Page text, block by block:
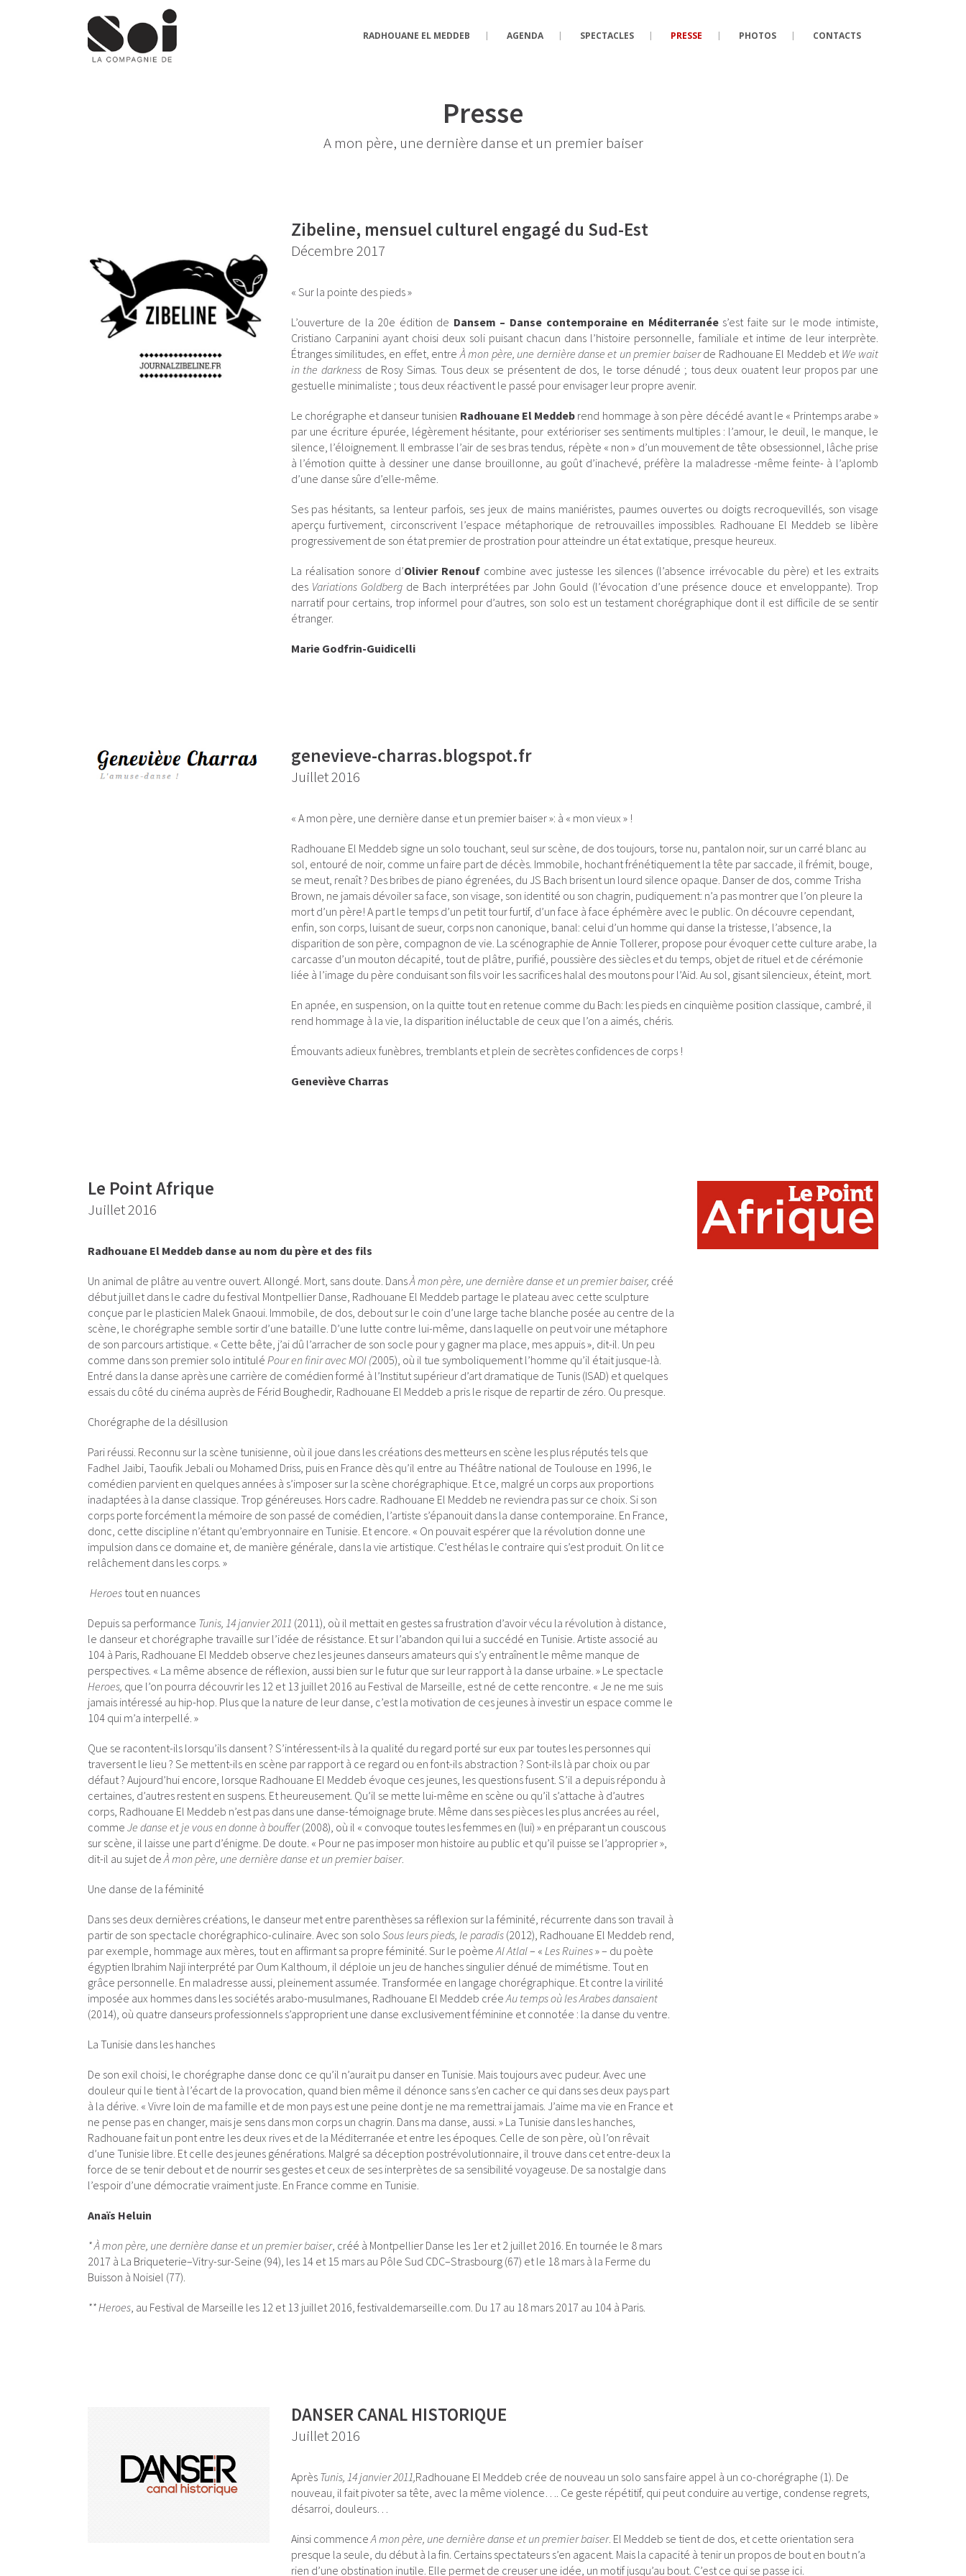
RADHOUANE EL MEDDEB AGENDA SPECTACLES PRESSE PHOTOS CONTACTS
Presse
A mon père, une dernière danse et un premier baiser
Zibeline, mensuel culturel engagé du Sud-Est
Décembre 2017
« Sur la pointe des pieds »
L’ouverture de la 20e édition de Dansem – Danse contemporaine en Méditerranées’est faite sur le mode intimiste,
Cristiano Carpanini ayant choisi deux soli puisant chacun dans l’histoire personnelle, familiale et intime de leur interprète.
Étranges similitudes, en effet, entreÀ mon père, une dernière danse et un premier baiserde Radhouane El Meddeb et We wait
in the darknessde Rosy Simas. Tous deux se présentent de dos, le torse dénudé ; tous deux ouatent leur propos par une
gestuelle minimaliste ; tous deux réactivent le passé pour envisager leur propre avenir.
Le chorégraphe et danseur tunisien Radhouane El Meddeb rend hommage à son père décédé avant le « Printemps arabe »
par une écriture épurée, légèrement hésitante, pour extérioriser ses sentiments multiples : l’amour, le deuil, le manque, le
silence, l’éloignement. Il embrasse l’air de ses bras tendus, répète « non » d’un mouvement de tête obsessionnel, lâche prise
à l’émotion quitte à dessiner une danse brouillonne, au goût d’inachevé, préfère la maladresse -même feinte- à l’aplomb
d’une danse sûre d’elle-même.
Ses pas hésitants, sa lenteur parfois, ses jeux de mains maniéristes, paumes ouvertes ou doigts recroquevillés, son visage
aperçu furtivement, circonscrivent l’espace métaphorique de retrouvailles impossibles. Radhouane El Meddeb se libère
progressivement de son état premier de prostration pour atteindre un état extatique, presque heureux.
La réalisation sonore d’Olivier Renouf combine avec justesse les silences (l’absence irrévocable du père) et les extraits
des Variations Goldbergde Bach interprétées par John Gould (l’évocation d’une présence douce et enveloppante). Trop
narratif pour certains, trop informel pour d’autres, son solo est un testament chorégraphique dont il est difficile de se sentir
étranger.
Marie Godfrin-Guidicelli
genevieve-charras.blogspot.fr
Juillet 2016
« A mon père, une dernière danse et un premier baiser »: à « mon vieux » !
Radhouane El Meddeb signe un solo touchant, seul sur scène, de dos toujours, torse nu, pantalon noir, sur un carré blanc au
sol, entouré de noir, comme un faire part de décès. Immobile, hochant frénétiquement la tête par saccade, il frémit, bouge,
se meut, renaît ? Des bribes de piano égrenées, du JS Bach brisent un lourd silence opaque. Danser de dos, comme Trisha
Brown, ne jamais dévoiler sa face, son visage, son identité ou son chagrin, pudiquement: n’a pas montrer que l’on pleure la
mort d’un père! A part le temps d’un petit tour furtif, d’un face à face éphémère avec le public. On découvre cependant,
enfin, son corps, luisant de sueur, corps non canonique, banal: celui d’un homme qui danse la tristesse, l’absence, la
disparition de son père, compagnon de vie. La scénographie de Annie Tollerer, propose pour évoquer cette culture arabe, la
carcasse d’un mouton décapité, tout de plâtre, purifié, poussière des siècles et du temps, objet de rituel et de cérémonie
liée à l’image du père conduisant son fils voir les sacrifices halal des moutons pour l’Aid. Au sol, gisant silencieux, éteint, mort.
En apnée, en suspension, on la quitte tout en retenue comme du Bach: les pieds en cinquième position classique, cambré, il
rend hommage à la vie, la disparition inéluctable de ceux que l’on a aimés, chéris.
Émouvants adieux funèbres, tremblants et plein de secrètes confidences de corps !
Geneviève Charras
Le Point Afrique
Juillet 2016
Radhouane El Meddeb danse au nom du père et des fils
Un animal de plâtre au ventre ouvert. Allongé. Mort, sans doute. DansÀ mon père, une dernière danse et un premier baiser, créé
début juillet dans le cadre du festival Montpellier Danse, Radhouane El Meddeb partage le plateau avec cette sculpture
conçue par le plasticien Malek Gnaoui. Immobile, de dos, debout sur le coin d’une large tache blanche posée au centre de la
scène, le chorégraphe semble sortir d’une bataille. D’une lutte contre lui-même, dans laquelle on peut voir une métaphore
de son parcours artistique. « Cette bête, j’ai dû l’arracher de son socle pour y gagner ma place, mes appuis », dit-il. Un peu
comme dans son premier solo intitulé Pour en finir avec MOI (2005), où il tue symboliquement l’homme qu’il était jusque-là.
Entré dans la danse après une carrière de comédien formé à l’Institut supérieur d’art dramatique de Tunis (ISAD) et quelques
essais du côté du cinéma auprès de Férid Boughedir, Radhouane El Meddeb a pris le risque de repartir de zéro. Ou presque.
Chorégraphe de la désillusion
Pari réussi. Reconnu sur la scène tunisienne, où il joue dans les créations des metteurs en scène les plus réputés tels que
Fadhel Jaïbi, Taoufik Jebali ou Mohamed Driss, puis en France dès qu’il entre au Théâtre national de Toulouse en 1996, le
comédien parvient en quelques années à s’imposer sur la scène chorégraphique. Et ce, malgré un corps aux proportions
inadaptées à la danse classique. Trop généreuses. Hors cadre. Radhouane El Meddeb ne reviendra pas sur ce choix. Si son
corps porte forcément la mémoire de son passé de comédien, l’artiste s’épanouit dans la danse contemporaine. En France,
donc, cette discipline n’étant qu’embryonnaire en Tunisie. Et encore. « On pouvait espérer que la révolution donne une
impulsion dans ce domaine et, de manière générale, dans la vie artistique. C’est hélas le contraire qui s’est produit. On lit ce
relâchement dans les corps. »
Heroes tout en nuances
Depuis sa performance Tunis, 14 janvier 2011 (2011), où il mettait en gestes sa frustration d’avoir vécu la révolution à distance,
le danseur et chorégraphe travaille sur l’idée de résistance. Et sur l’abandon qui lui a succédé en Tunisie. Artiste associé au
104 à Paris, Radhouane El Meddeb observe chez les jeunes danseurs amateurs qui s’y entraînent le même manque de
perspectives. « La même absence de réflexion, aussi bien sur le futur que sur leur rapport à la danse urbaine. » Le spectacle
Heroes, que l’on pourra découvrir les 12 et 13 juillet 2016 au Festival de Marseille, est né de cette rencontre. « Je ne me suis
jamais intéressé au hip-hop. Plus que la nature de leur danse, c’est la motivation de ces jeunes à investir un espace comme le
104 qui m’a interpellé. »
Que se racontent-ils lorsqu’ils dansent ? S’intéressent-ils à la qualité du regard porté sur eux par toutes les personnes qui
traversent le lieu ? Se mettent-ils en scène par rapport à ce regard ou en font-ils abstraction ? Sont-ils là par choix ou par
défaut ? Aujourd’hui encore, lorsque Radhouane El Meddeb évoque ces jeunes, les questions fusent. S’il a depuis répondu à
certaines, d’autres restent en suspens. Et heureusement. Qu’il se mette lui-même en scène ou qu’il s’attache à d’autres
corps, Radhouane El Meddeb n’est pas dans une danse-témoignage brute. Même dans ses pièces les plus ancrées au réel,
comme Je danse et je vous en donne à bouffer(2008), où il « convoque toutes les femmes en (lui) » en préparant un couscous
sur scène, il laisse une part d’énigme. De doute. « Pour ne pas imposer mon histoire au public et qu’il puisse se l’approprier »,
dit-il au sujet deÀ mon père, une dernière danse et un premier baiser.
Une danse de la féminité
Dans ses deux dernières créations, le danseur met entre parenthèses sa réflexion sur la féminité, récurrente dans son travail à
partir de son spectacle chorégraphico-culinaire. Avec son solo Sous leurs pieds, le paradis (2012), Radhouane El Meddeb rend,
par exemple, hommage aux mères, tout en affirmant sa propre féminité. Sur le poèmeAl Atlal– « Les Ruines» – du poète
égyptien Ibrahim Naji interprété par Oum Kalthoum, il déploie un jeu de hanches singulier dénué de mimétisme. Tout en
grâce personnelle. En maladresse aussi, pleinement assumée. Transformée en langage chorégraphique. Et contre la virilité
imposée aux hommes dans les sociétés arabo-musulmanes, Radhouane El Meddeb créeAu temps où les Arabes dansaient
(2014), où quatre danseurs professionnels s’approprient une danse exclusivement féminine et connotée : la danse du ventre.
La Tunisie dans les hanches
De son exil choisi, le chorégraphe danse donc ce qu’il n’aurait pu danser en Tunisie. Mais toujours avec pudeur. Avec une
douleur qui le tient à l’écart de la provocation, quand bien même il dénonce sans s’en cacher ce qui dans ses deux pays part
à la dérive. « Vivre loin de ma famille et de mon pays est une peine dont je ne ma remettrai jamais. J’aime ma vie en France et
ne pense pas en changer, mais je sens dans mon corps un chagrin. Dans ma danse, aussi. » La Tunisie dans les hanches,
Radhouane fait un pont entre les deux rives et de la Méditerranée et entre les époques. Celle de son père, où l’on rêvait
d’une Tunisie libre. Et celle des jeunes générations. Malgré sa déception postrévolutionnaire, il trouve dans cet entre-deux la
force de se tenir debout et de nourrir ses gestes et ceux de ses interprètes de sa sensibilité voyageuse. De sa nostalgie dans
l’espoir d’une démocratie vraiment juste. En France comme en Tunisie.
Anaïs Heluin
* À mon père, une dernière danse et un premier baiser, créé à Montpellier Danse les 1er et 2 juillet 2016. En tournée le 8 mars
2017 à La Briqueterie–Vitry-sur-Seine (94), les 14 et 15 mars au Pôle Sud CDC–Strasbourg (67) et le 18 mars à la Ferme du
Buisson à Noisiel (77).
** Heroes, au Festival de Marseille les 12 et 13 juillet 2016, festivaldemarseille.com. Du 17 au 18 mars 2017 au 104 à Paris.
DANSER CANAL HISTORIQUE
Juillet 2016
Après Tunis, 14 janvier 2011,Radhouane El Meddeb crée de nouveau un solo sans faire appel à un co-chorégraphe (1). De
nouveau, il fait pivoter sa tête, avec la même violence…. Ce geste répétitif, qui peut conduire au vertige, condense regrets,
désarroi, douleurs…
Ainsi commenceA mon père, une dernière danse et un premier baiser. El Meddeb se tient de dos, et cette orientation sera
presque la seule, du début à la fin. Certains spectateurs s’en agacent. Mais la capacité à tenir un propos de bout en bout n’a
rien d’une obstination inutile. Elle permet de creuser une idée, un motif jusqu’au bout. C’est ce qui se passe ici.